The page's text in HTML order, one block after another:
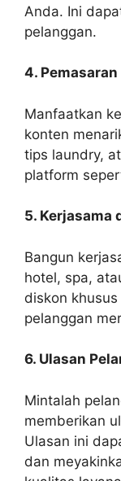
Anda. Ini
pelanggan.
4.
Manfaatkan
konten
tips laundry,
platform
5. Kerjasama
Bangun
hotel, spa,
diskon
pelanggan
6. Ulasan
Mintalah
memberikan
Ulasan ini
dan